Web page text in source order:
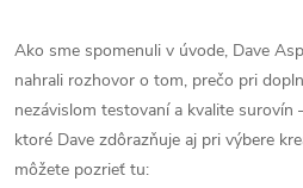
Ako sme spomenuli v úvode, Dave
nahrali rozhovor o tom, prečo pri
nezávislom testovaní a kvalite surovín
ktoré Dave zdôrazňuje aj pri výbere
môžete pozrieť tu: